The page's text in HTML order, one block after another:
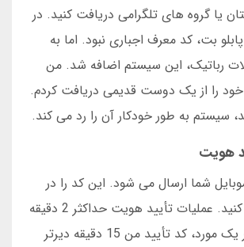
یا گروه های تلگرامی دریافت کنید. در
بت، کد معرف اجباری نبود. اما به
رباتیک، این سیستم اضافه شد. من
را از یک دوست قدیمی دریافت کردم.
سیستم به طور خودکار آن را رد می کند.
هویت
شما ارسال می شود. این کد را در
کادر مربوطه وارد کنید. عملیات تأیید هویت حداکثر 2 دقیقه
طول می کشد. در یک مورد، کد تأیید من 15 دقیقه دیرتر